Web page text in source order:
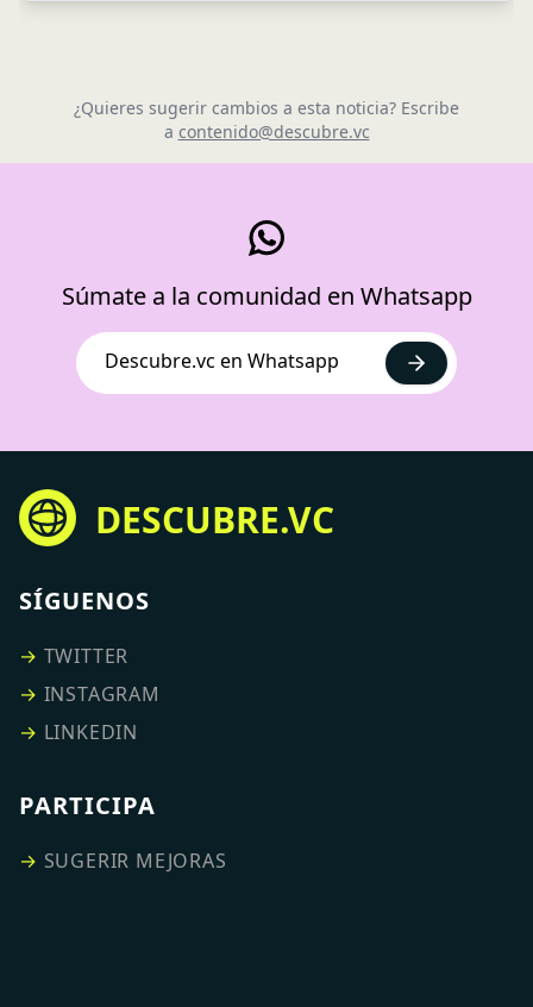
¿Quieres sugerir cambios a esta noticia? Escribe
a contenido@descubre.vc
Súmate a la comunidad en Whatsapp
Descubre.vc en Whatsapp
DESCUBRE.VC
SÍGUENOS
→ TWITTER
→ INSTAGRAM
→ LINKEDIN
PARTICIPA
→ SUGERIR MEJORAS